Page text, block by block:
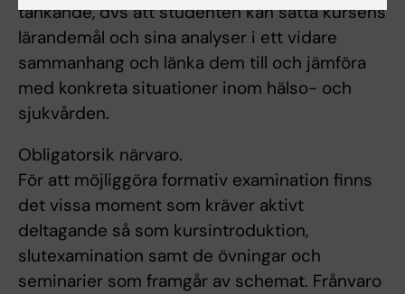
tänkande, dvs att studenten kan sätta kursens
lärandemål och sina analyser i ett vidare
sammanhang och länka dem till och jämföra
med konkreta situationer inom hälso- och
sjukvården.
Obligatorsik närvaro.
För att möjliggöra formativ examination finns
det vissa moment som kräver aktivt
deltagande så som kursintroduktion,
slutexamination samt de övningar och
seminarier som framgår av schemat. Frånvaro